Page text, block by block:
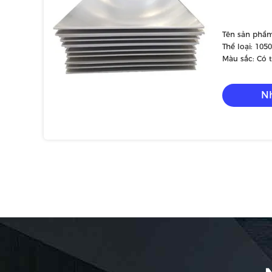
Tên sản
Thể loại:
5052, 5005,
Màu sắc: Có